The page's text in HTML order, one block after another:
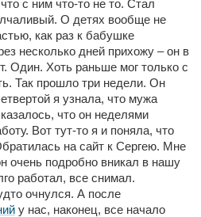
с ним что-то не то. Стал
О детях вообще не
как раз к бабушке
несколько дней прихожу – он в
Один. Хоть раньше мог только с
Так прошло три недели. Он
я узнала, что мужа
что он неделями
Вот тут-то я и поняла, что
на сайт к Сергею. Мне
очень подробно вникал в нашу
работал, все снимал.
очнулся. А после
у нас, наконец, все начало